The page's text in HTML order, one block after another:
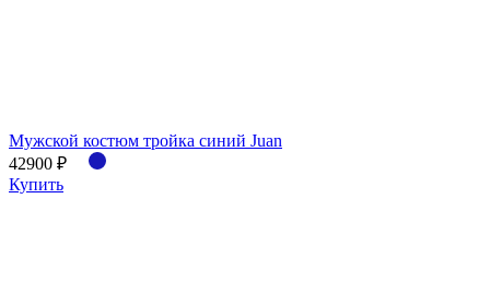
Мужской костюм тройка синий Juan
42900 ₽
Купить